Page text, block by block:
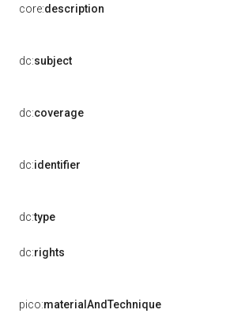
core:description
dc:subject
dc:coverage
dc:identifier
dc:type
dc:rights
pico:materialAndTechnique